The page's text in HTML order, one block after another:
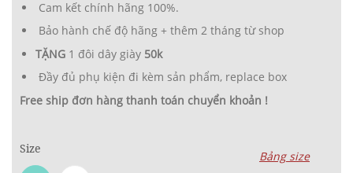
Cam kết chính hãng 100%.
Bảo hành chế độ hãng + thêm 2 tháng từ shop
TẶNG 1 đôi dây giày 50k
Đầy đủ phụ kiện đi kèm sản phẩm, replace box
Free ship đơn hàng thanh toán chuyển khoản !
Size
Bảng size